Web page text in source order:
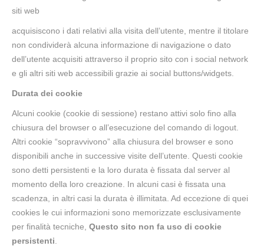
siti web
acquisiscono i dati relativi alla visita dell’utente, mentre il titolare
non condividerà alcuna informazione di navigazione o dato
dell’utente acquisiti attraverso il proprio sito con i social network
e gli altri siti web accessibili grazie ai social buttons/widgets.
Durata dei cookie
Alcuni cookie (cookie di sessione) restano attivi solo fino alla
chiusura del browser o all’esecuzione del comando di logout.
Altri cookie “sopravvivono” alla chiusura del browser e sono
disponibili anche in successive visite dell’utente. Questi cookie
sono detti persistenti e la loro durata è fissata dal server al
momento della loro creazione. In alcuni casi è fissata una
scadenza, in altri casi la durata è illimitata. Ad eccezione di quei
cookies le cui informazioni sono memorizzate esclusivamente
per finalità tecniche, Questo sito non fa uso di cookie
persistenti